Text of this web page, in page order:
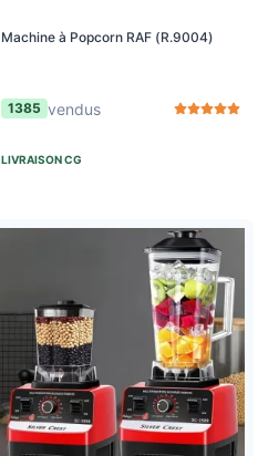
Machine à Popcorn RAF (R.9004)
1385 vendus
LIVRAISONCG